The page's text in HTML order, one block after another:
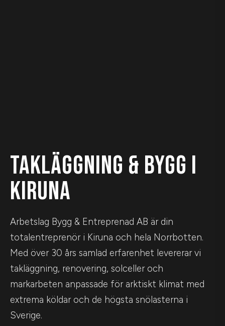
TAKLÄGGNING & BYGG I
KIRUNA
Arbetslag Bygg & Entreprenad AB är din
totalentreprenör i Kiruna och hela Norrbotten.
Med över 30 års samlad erfarenhet levererar vi
takläggning, renovering, solceller och
markarbeten anpassade för arktiskt klimat med
extrema köldar och de högsta snölasterna i
Sverige.